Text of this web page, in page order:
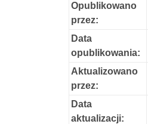
Opublikowano
przez:
Data
opublikowania:
Aktualizowano
przez:
Data
aktualizacji: